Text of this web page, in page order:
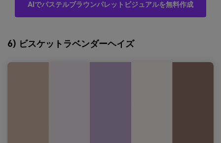
AIでパステルブラウンパレットビジュアルを無料作成
6) ビスケットラベンダーヘイズ